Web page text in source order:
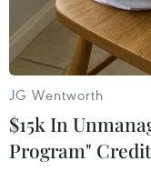
Điều đáng nói
khéo léo bên
bình thường
Tuyên bố của
JG Wentworth
$15k In
Program"